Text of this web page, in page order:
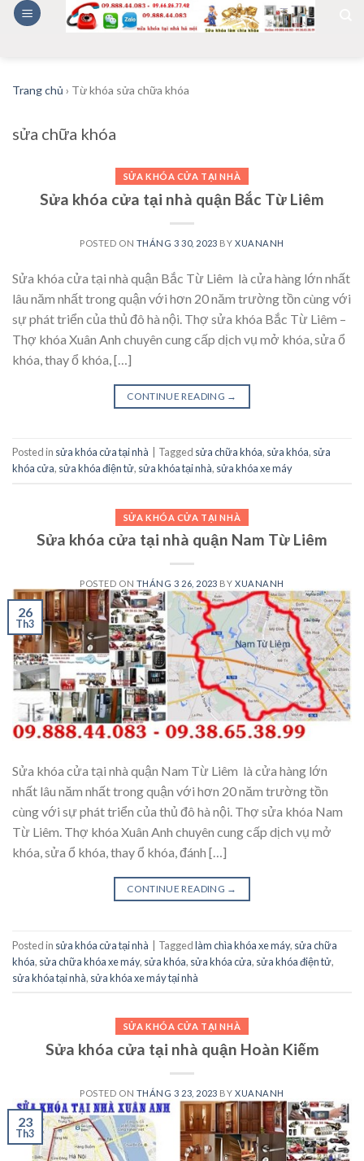
Skip
Trang chủ › Từ khóa sửa chữa khóa
sửa chữa khóa
SỬA KHÓA CỬA TẠI NHÀ
Sửa khóa cửa tại nhà quận Bắc Từ Liêm
POSTED ON THÁNG 3 30, 2023 BY XUANANH
Sửa khóa cửa tại nhà quận Bắc Từ Liêm là cửa hàng lớn nhất
lâu năm nhất trong quận với hơn 20 năm trường tồn cùng với
sự phát triển của thủ đô hà nội. Thợ sửa khóa Bắc Từ Liêm –
Thợ khóa Xuân Anh chuyên cung cấp dịch vụ mở khóa, sửa ổ
khóa, thay ổ khóa, […]
CONTINUE READING →
Posted in sửa khóa cửa tại nhà Tagged sửa chữa khóa, sửa khóa, sửa
khóa cửa, sửa khóa điện tử, sửa khóa tại nhà, sửa khóa xe máy
SỬA KHÓA CỬA TẠI NHÀ
Sửa khóa cửa tại nhà quận Nam Từ Liêm
POSTED ON THÁNG 3 26, 2023 BY XUANANH
26
Th3
Sửa khóa cửa tại nhà quận Nam Từ Liêm là cửa hàng lớn
nhất lâu năm nhất trong quận với hơn 20 năm trường tồn
cùng với sự phát triển của thủ đô hà nội. Thợ sửa khóa Nam
Từ Liêm. Thợ khóa Xuân Anh chuyên cung cấp dịch vụ mở
khóa, sửa ổ khóa, thay ổ khóa, đánh […]
CONTINUE READING →
Posted in sửa khóa cửa tại nhà | Taggedlàm chìa khóa xe máy, sửa chữa
khóa, sửa chữa khóa xe máy, sửa khóa, sửa khóa cửa, sửa khóa điện tử,
sửa khóa tại nhà, sửa khóa xe máy tại nhà
SỬA KHÓA CỬA TẠI NHÀ
Sửa khóa cửa tại nhà quận Hoàn Kiếm
POSTED ON THÁNG 3 23, 2023 BY XUANANH
23
Th3